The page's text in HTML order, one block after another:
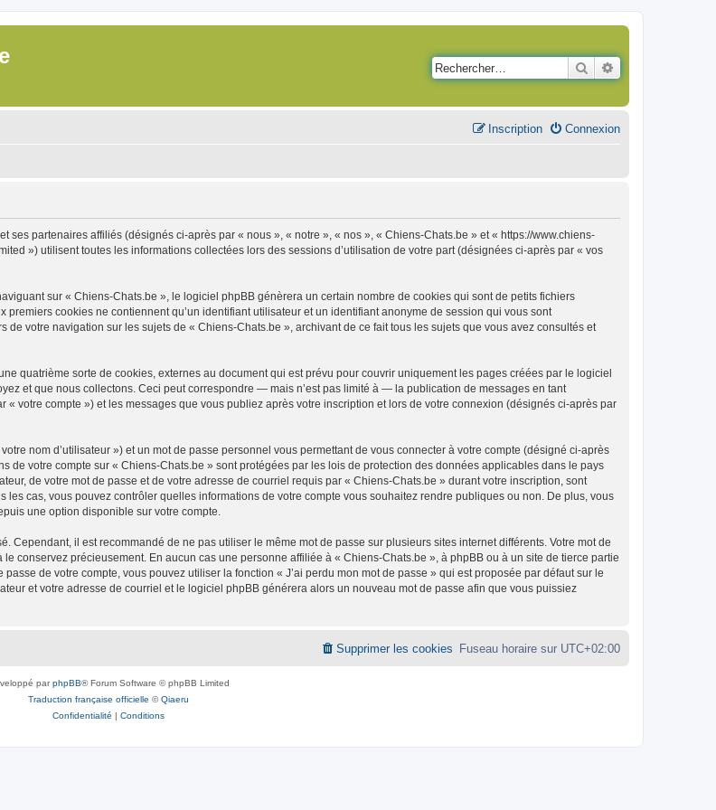
Rechercher
Connexion
Inscription
partenaires affiliés (désignés ci-après par « nous », « notre », « nos », « Chiens-Chats.be » et « https://www.chiens-
») utilisent toutes les informations collectées lors des sessions d’utilisation de votre part (désignées ci-après par « vos
sur « Chiens-Chats.be », le logiciel phpBB génèrera un certain nombre de cookies qui sont de petits fichiers
cookies ne contiennent qu’un identifiant utilisateur et un identifiant anonyme de session qui vous sont
votre navigation sur les sujets de « Chiens-Chats.be », archivant de ce fait tous les sujets que vous avez consultés et
quatrième sorte de cookies, externes au document qui est prévu pour couvrir uniquement les pages créées par le logiciel
et que nous collectons. Ceci peut correspondre — mais n’est pas limité à — la publication de messages en tant
votre compte ») et les messages que vous publiez après votre inscription et lors de votre connexion (désignés ci-après par
nom d’utilisateur ») et un mot de passe personnel vous permettant de vous connecter à votre compte (désigné ci-après
de votre compte sur « Chiens-Chats.be » sont protégées par les lois de protection des données applicables dans le pays
de votre mot de passe et de votre adresse de courriel requis par « Chiens-Chats.be » durant votre inscription, sont
cas, vous pouvez contrôler quelles informations de votre compte vous souhaitez rendre publiques ou non. De plus, vous
une option disponible sur votre compte.
Cependant, il est recommandé de ne pas utiliser le même mot de passe sur plusieurs sites internet différents. Votre mot de
conservez précieusement. En aucun cas une personne affiliée à « Chiens-Chats.be », à phpBB ou à un site de tierce partie
de votre compte, vous pouvez utiliser la fonction « J’ai perdu mon mot de passe » qui est proposée par défaut sur le
et votre adresse de courriel et le logiciel phpBB générera alors un nouveau mot de passe afin que vous puissiez
Fuseau horaire sur UTC+02:00
Supprimer les cookies
parphpBB® Forum Software © phpBB Limited
Traduction française officielle ©Qiaeru
Confidentialité | Conditions